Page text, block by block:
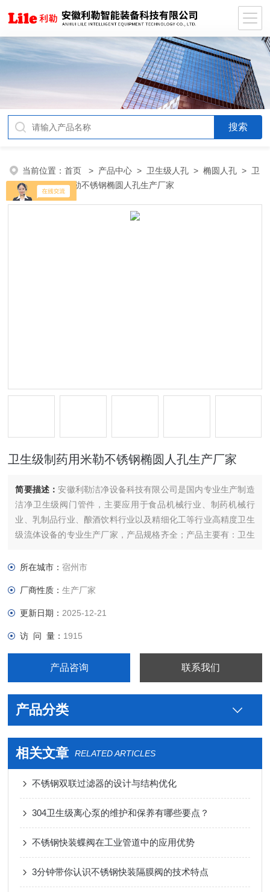
当前位置：首页 > 产品中心 > 卫生级人孔 >椭圆人孔 > 卫
生级制药用米勒不锈钢椭圆人孔生产厂家
卫生级制药用米勒不锈钢椭圆人孔生产厂家
简要描述：安徽利勒洁净设备科技有限公司是国内专业生产制造
洁净卫生级阀门管件，主要应用于食品机械行业、制药机械行
业、乳制品行业、酿酒饮料行业以及精细化工等行业高精度卫生
级流体设备的专业生产厂家，产品规格齐全；产品主要有：卫生
真空法兰，真空管件，真空弯头，真空三通，真空大小头，ISO
所在城市：宿州市
厂商性质：生产厂家
更新日期： 2025-12-21
访 问 量： 1915
产品咨询 联系我们
产品分类
相关文章 RELATED ARTICLES
不锈钢双联过滤器的设计与结构优化
304卫生级离心泵的维护和保养有哪些要点？
不锈钢快装蝶阀在工业管道中的应用优势
3分钟带你认识不锈钢快装隔膜阀的技术特点